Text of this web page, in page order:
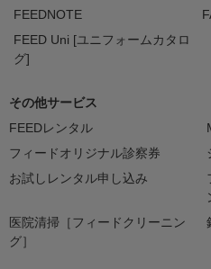
FEEDNOTE
FEED Uni [ユニフォームカタロ
グ]
その他サービス
FEEDレンタル
フィードオリジナル診察券
お試しレンタル申し込み
医院清掃［フィードクリーニン
グ］